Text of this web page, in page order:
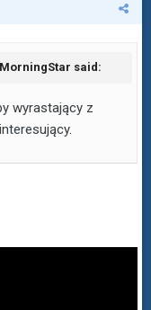
said:
wyrastający z